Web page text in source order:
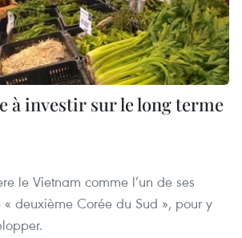
à investir sur le long terme
le Vietnam comme l’un de ses
« deuxième Corée du Sud », pour y